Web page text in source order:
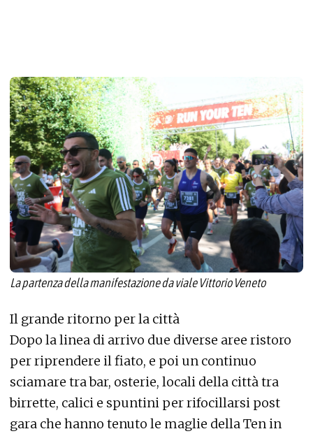
La partenza della manifestazione da viale Vittorio Veneto
Il grande ritorno per la città
Dopo la linea di arrivo due diverse aree ristoro
per riprendere il fiato, e poi un continuo
sciamare tra bar, osterie, locali della città tra
birrette, calici e spuntini per rifocillarsi post
gara che hanno tenuto le maglie della Ten in